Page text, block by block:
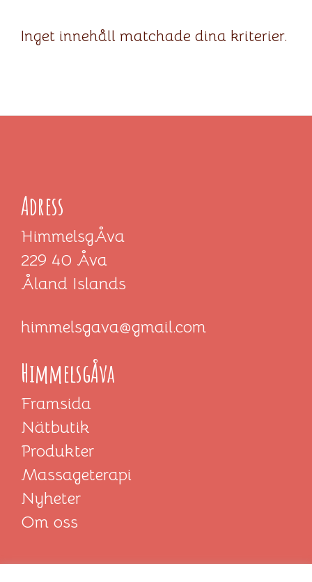
Inget innehåll matchade dina kriterier.
Adress
HimmelsgÅva
229 40 Åva
Åland Islands
himmelsgava@gmail.com
HimmelsgÅva
Framsida
Nätbutik
Produkter
Massageterapi
Nyheter
Om oss